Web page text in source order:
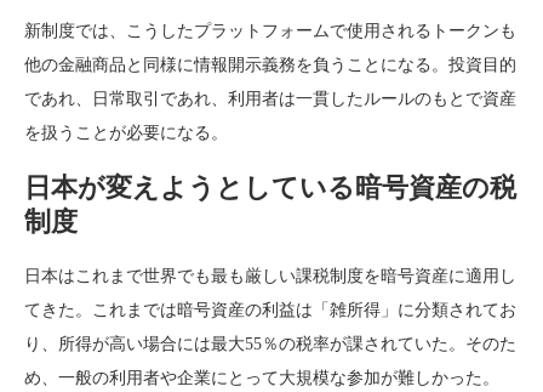
新制度では、こうしたプラットフォームで使用されるトークンも
他の金融商品と同様に情報開示義務を負うことになる。投資目的
であれ、日常取引であれ、利用者は一貫したルールのもとで資産
を扱うことが必要になる。
日本が変えようとしている暗号資産の税
制度
日本はこれまで世界でも最も厳しい課税制度を暗号資産に適用し
てきた。これまでは暗号資産の利益は「雑所得」に分類されてお
り、所得が高い場合には最大55％の税率が課されていた。そのた
め、一般の利用者や企業にとって大規模な参加が難しかった。